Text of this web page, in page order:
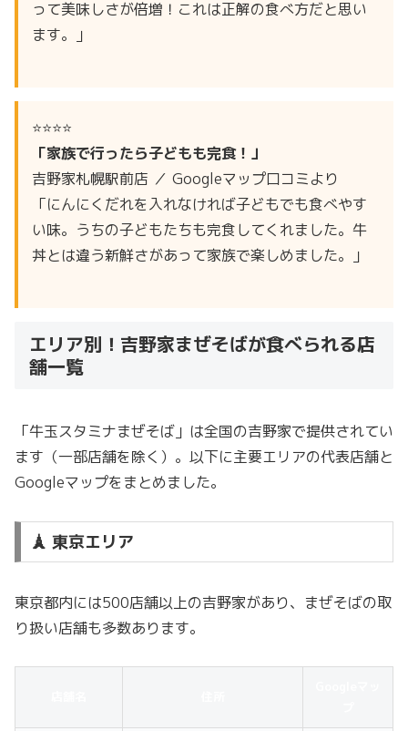
って美味しさが倍増！これは正解の食べ方だと思い
ます。」
⭐⭐⭐⭐
「家族で行ったら子どもも完食！」
吉野家札幌駅前店 ／ Googleマップ口コミより
「にんにくだれを入れなければ子どもでも食べやす
い味。うちの子どもたちも完食してくれました。牛
丼とは違う新鮮さがあって家族で楽しめました。」
エリア別！吉野家まぜそばが食べられる店
舗一覧
「牛玉スタミナまぜそば」は全国の吉野家で提供されてい
ます（一部店舗を除く）。以下に主要エリアの代表店舗と
Googleマップをまとめました。
🗼 東京エリア
東京都内には500店舗以上の吉野家があり、まぜそばの取
り扱い店舗も多数あります。